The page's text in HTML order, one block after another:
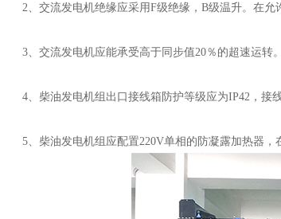
2、交流发电机绝缘应采用F级绝缘，B级温升。在允
3、交流发电机应能承受高于同步值20％的超速运转。
4、柴油发电机组出口接线箱防护等级应为IP42，接
5、柴油发电机组应配置220V单相的防凝露加热器，